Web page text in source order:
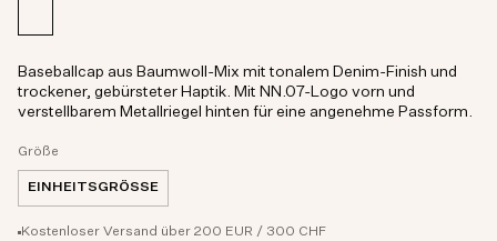
Größe
EINHEITSGRÖSSE
Kostenloser Versand über 200 EUR / 300 CHF
Baseballcap aus Baumwoll-Mix mit tonalem Denim-Finish und
trockener, gebürsteter Haptik. Mit NN.07-Logo vorn und
verstellbarem Metallriegel hinten für eine angenehme Passform.